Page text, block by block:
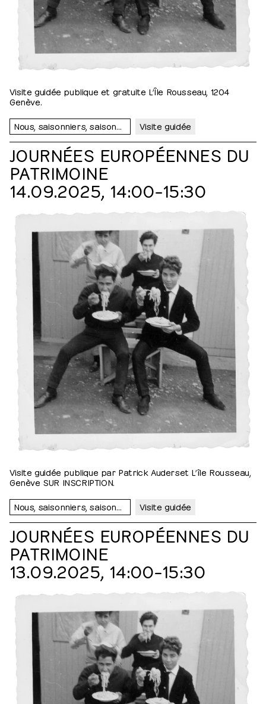
Visite guidée publique et gratuite L’Île Rousseau, 1204
Genève.
Nous, saisonniers, saisonnières… Visite guidée
JOURNÉES EUROPÉENNES DU
PATRIMOINE
14.09.2025, 14:00⁠–⁠15:30
Visite guidée publique par Patrick Auderset L’île Rousseau,
Genève SUR INSCRIPTION.
Nous, saisonniers, saisonnières… Visite guidée
JOURNÉES EUROPÉENNES DU
PATRIMOINE
13.09.2025, 14:00⁠–⁠15:30